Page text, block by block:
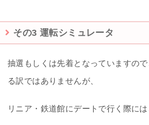
その3 運転シミュレータ
抽選もしくは先着となっていますの
る訳ではありませんが、
リニア・鉄道館にデートで行く際には